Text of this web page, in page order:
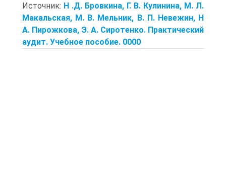
Источник: Н .Д. Бровкина, Г. В. Кулинина, М. Л.
Макальская, М. В. Мельник, В. П. Невежин, Н
А. Пирожкова, Э. А. Сиротенко. Практический
аудит. Учебное пособие. 0000